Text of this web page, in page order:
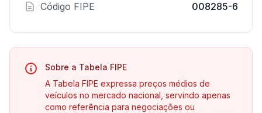
Código FIPE 008285-6
Sobre a Tabela FIPE
A Tabela FIPE expressa preços médios de
veículos no mercado nacional, servindo apenas
como referência para negociações ou